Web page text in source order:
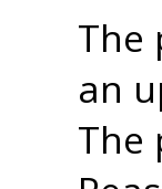
The
an
The